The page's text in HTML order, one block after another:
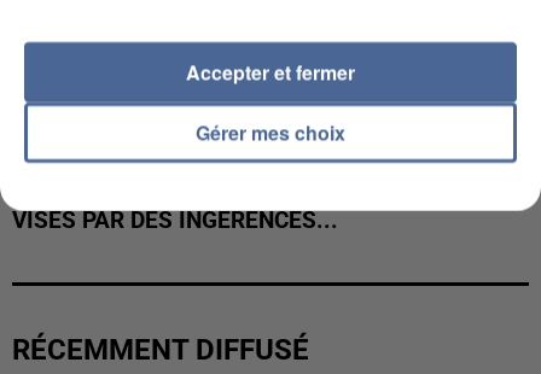
VISÉS PAR DES INGÉRENCES...
RÉCEMMENT DIFFUSÉ
Gérer mes choix
Accepter et fermer